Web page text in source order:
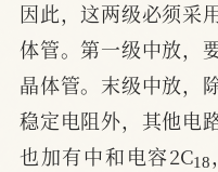
因此，这两级必须采
体管。第一级中放，
晶体管。末级中放，
稳定电阻外，其他电
也加有中和电容2C18